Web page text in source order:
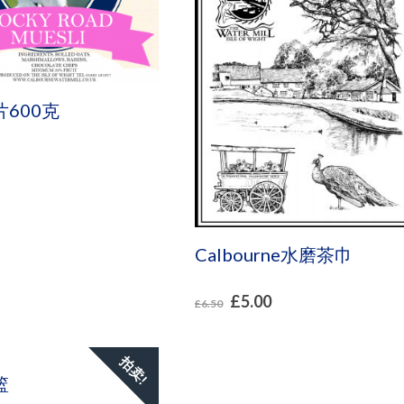
600克
Calbourne水磨茶巾
£6.50 £5.00
拍卖!